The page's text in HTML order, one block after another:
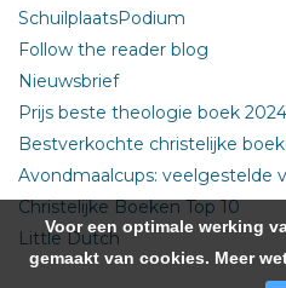
SchuilplaatsPodium
Follow the reader blog
Nieuwsbrief
Prijs beste theologie boek 2024
Bestverkochte christelijke
Avondmaalcups: veelgestelde
Christelijke Boeken Top 10
Little Dutch
Voor een optimale werking
gemaakt van cookies. Meer